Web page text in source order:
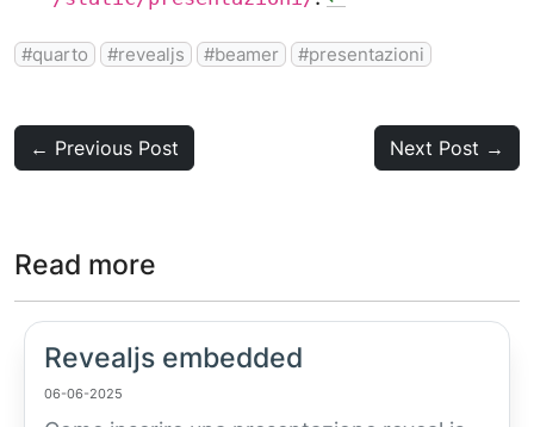
quarto revealjs beamer presentazioni
← Previous Post Next Post →
Read more
Revealjs embedded
06-06-2025